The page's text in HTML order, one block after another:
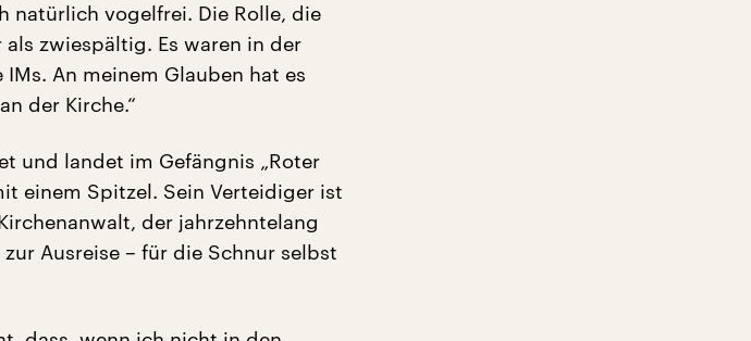
natürlich vogelfrei. Die Rolle, die
zwiespältig. Es waren in der
An meinem Glauben hat es
der Kirche.“
und landet im Gefängnis „Roter
einem Spitzel. Sein Verteidiger ist
der jahrzehntelang
Ausreise – für die Schnur selbst